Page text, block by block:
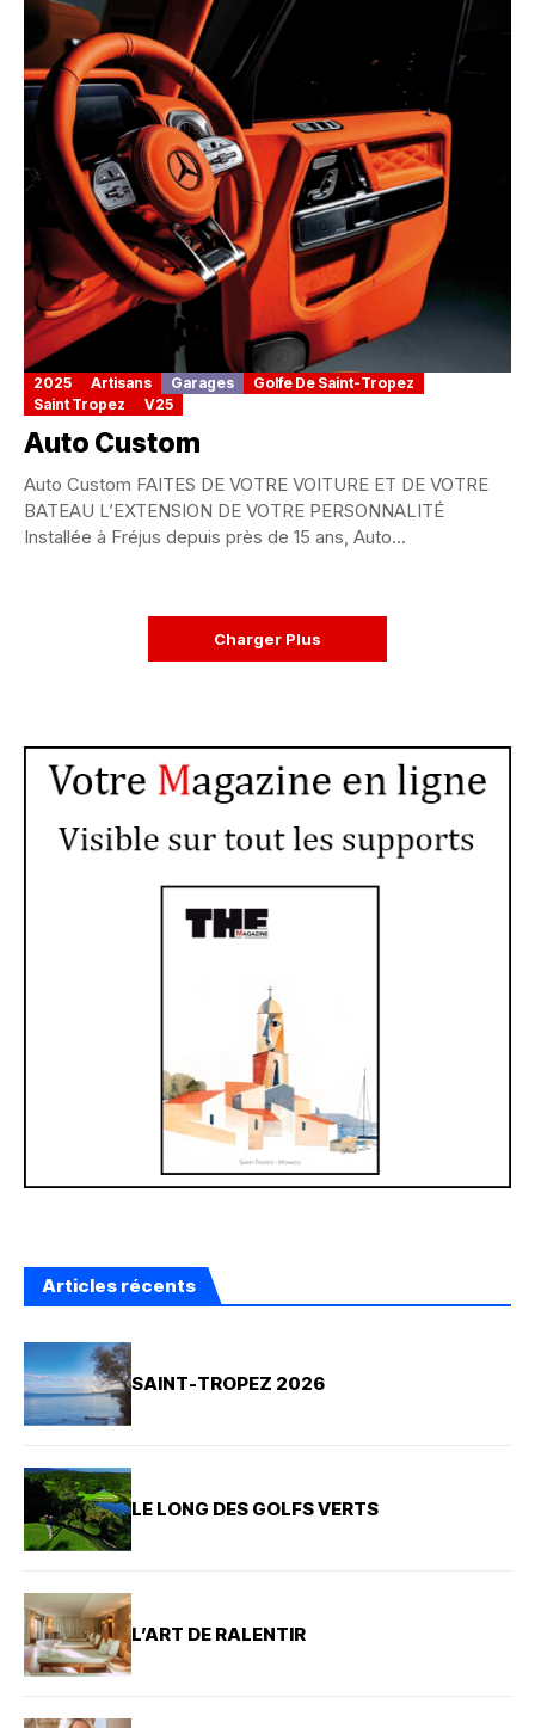
2025 Artisans Garages
Golfe De Saint-Tropez
Saint Tropez
V25
Auto Custom
Auto Custom FAITES DE VOTRE VOITURE ET DE VOTRE
BATEAU L’EXTENSION DE VOTRE PERSONNALITÉ
Installée à Fréjus depuis près de 15 ans, Auto...
Charger Plus
Articles récents
SAINT-TROPEZ 2026
LE LONG DES GOLFS VERTS
L’ART DE RALENTIR